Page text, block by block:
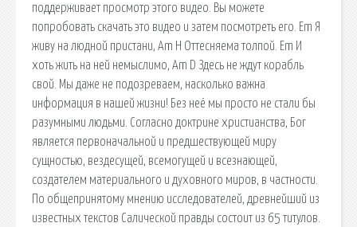
поддерживает просмотр этого видео. Вы можете
попробовать скачать это видео и затем посмотреть его. Em Я
живу на людной пристани, Am H Оттесняема толпой. Em И
хоть жить на ней немыслимо, Am D Здесь не ждут корабль
свой. Мы даже не подозреваем, насколько важна
информация в нашей жизни! Без неё мы просто не стали бы
разумными людьми. Согласно доктрине христианства, Бог
является первоначальной и предшествующей миру
сущностью, вездесущей, всемогущей и всезнающей,
создателем материального и духовного миров, в частности.
По общепринятому мнению исследователей, древнейший из
известных текстов Салической правды состоит из 65 титулов.